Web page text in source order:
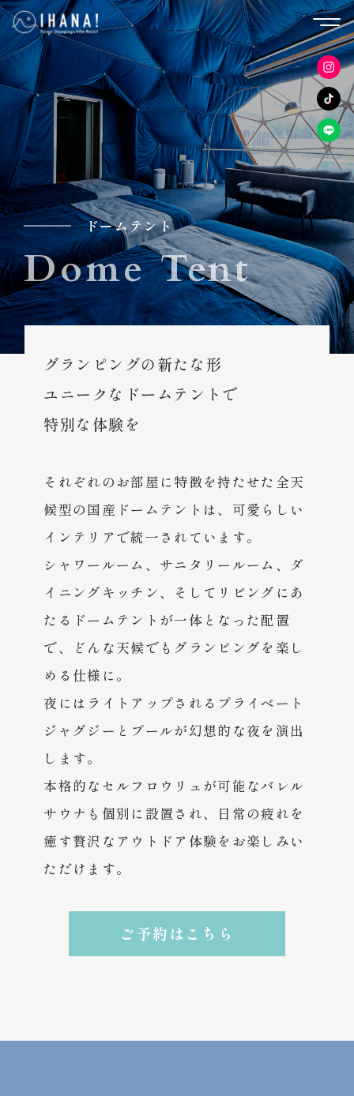
ドームテント
Dome Tent
グランピングの新たな形
ユニークなドームテントで
特別な体験を
それぞれのお部屋に特徴を持たせた全天
候型の国産ドームテントは、可愛らしい
インテリアで統一されています。
シャワールーム、サニタリールーム、ダ
イニングキッチン、そしてリビングにあ
たるドームテントが一体となった配置
で、どんな天候でもグランピングを楽し
める仕様に。
夜にはライトアップされるプライベート
ジャグジーとプールが幻想的な夜を演出
します。
本格的なセルフロウリュが可能なバレル
サウナも個別に設置され、日常の疲れを
癒す贅沢なアウトドア体験をお楽しみい
ただけます。
ご予約はこちら